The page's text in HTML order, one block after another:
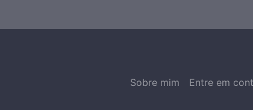
Sobre mim Entre em